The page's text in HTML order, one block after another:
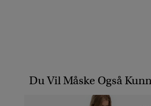
Du Vil Måske Også